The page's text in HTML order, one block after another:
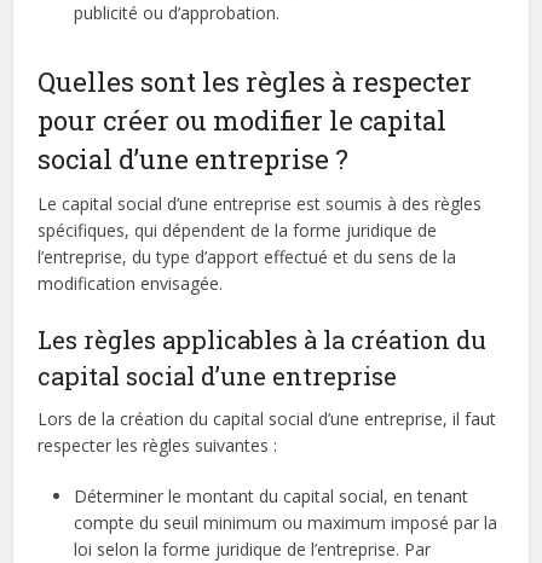
publicité ou d’approbation.
Quelles sont les règles à respecter
pour créer ou modifier le capital
social d’une entreprise ?
Le capital social d’une entreprise est soumis à des règles
spécifiques, qui dépendent de la forme juridique de
l’entreprise, du type d’apport effectué et du sens de la
modification envisagée.
Les règles applicables à la création du
capital social d’une entreprise
Lors de la création du capital social d’une entreprise, il faut
respecter les règles suivantes :
Déterminer le montant du capital social, en tenant
compte du seuil minimum ou maximum imposé par la
loi selon la forme juridique de l’entreprise. Par